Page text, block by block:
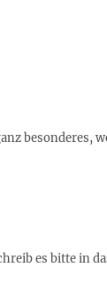
besonderes,
es bitte in